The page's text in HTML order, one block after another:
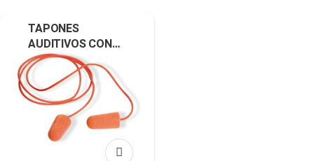
TAPONES
AUDITIVOS CON
CORDON